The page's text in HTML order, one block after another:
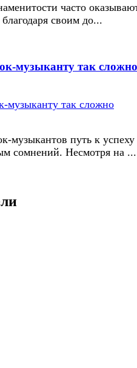
часто
своим до...
музыканту так сложно
музыкантов путь к успеху
сомнений. Несмотря на ...